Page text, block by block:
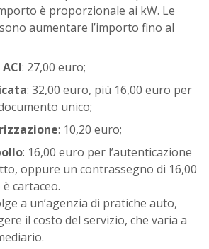
è proporzionale ai kW. Le
aumentare l’importo fino al
: 27,00 euro;
: 32,00 euro, più 16,00 euro per
unico;
: 10,20 euro;
: 16,00 euro per l’autenticazione
oppure un contrassegno di 16,00
cartaceo.
a un’agenzia di pratiche auto,
il costo del servizio, che varia a